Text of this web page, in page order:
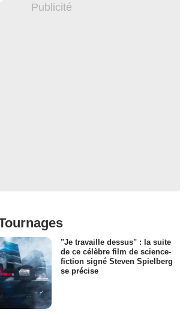
"Je travaille dessus" : la suite
de ce célèbre film de science-
fiction signé Steven Spielberg
se précise